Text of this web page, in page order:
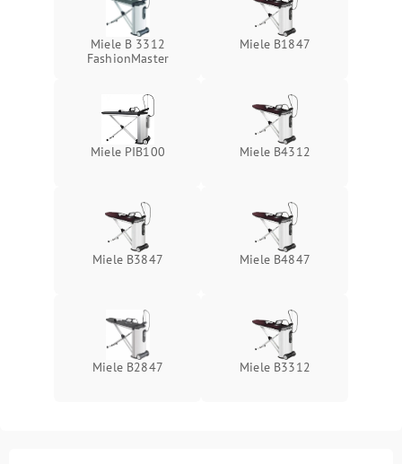
Miele B 3312
FashionMaster
Miele B1847
Miele PIB100 Miele B4312
Miele B3847 Miele B4847
Miele B2847 Miele B3312